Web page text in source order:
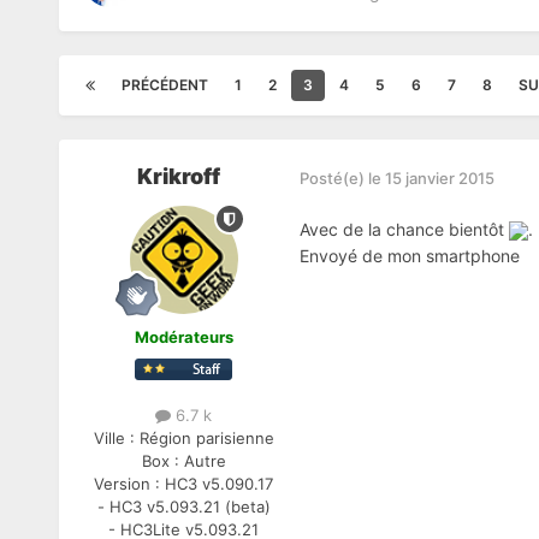
PRÉCÉDENT 1 2 3 4 5 6 7 8
Krikroff
Modérateurs
6.7 k
Ville : Région parisienne
Box : Autre
Version : HC3 v5.090.17
- HC3 v5.093.21 (beta)
- HC3Lite v5.093.21
Posté(e) le 15 janvier 2015
Avec de la chance bientôt
.
Envoyé de mon smartphone